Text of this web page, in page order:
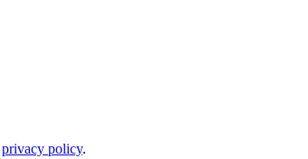
privacy policy.